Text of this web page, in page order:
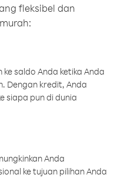
fleksibel dan
saldo Anda ketika Anda
Dengan kredit, Anda
siapa pun di dunia
Anda
ke tujuan pilihan Anda